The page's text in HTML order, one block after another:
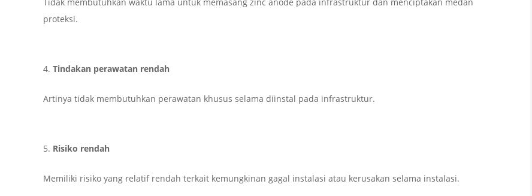
proteksi.
Tindakan perawatan rendah
Artinya tidak membutuhkan perawatan khusus selama diinstal pada infrastruktur.
Risiko rendah
Memiliki risiko yang relatif rendah terkait kemungkinan gagal instalasi atau kerusakan selama instalasi.